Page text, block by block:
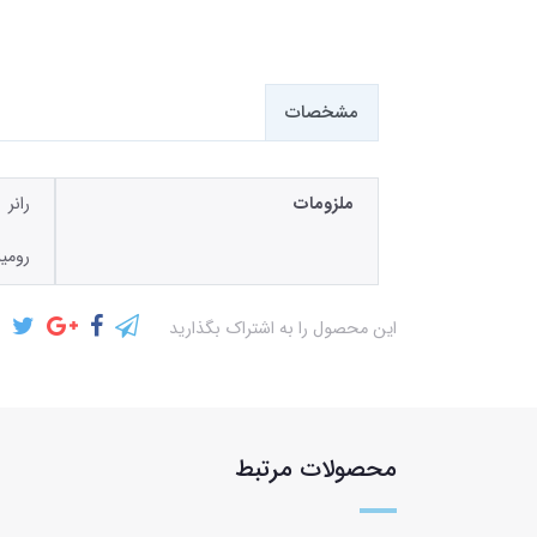
مشخصات
ملزومات
رانر
این محصول را به اشتراک بگذارید
محصولات مرتبط